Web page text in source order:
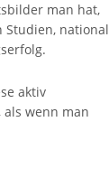
man hat,
Studien, national
aktiv
wenn man